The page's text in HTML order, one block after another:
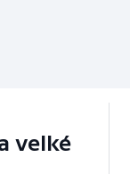
velké